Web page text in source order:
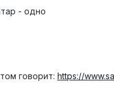
- одно
говорит: https://